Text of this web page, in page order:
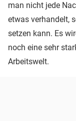
man nicht jede
etwas verhandelt,
setzen kann. Es
noch eine sehr
Arbeitswelt.